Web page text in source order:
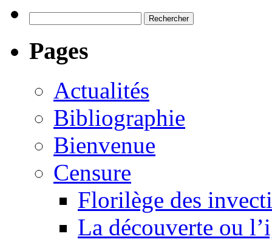
Pages
Actualités
Bibliographie
Bienvenue
Censure
Florilège des
La découverte ou